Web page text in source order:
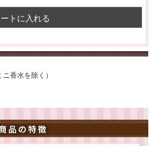
トに入れる
ニ香水を除く）